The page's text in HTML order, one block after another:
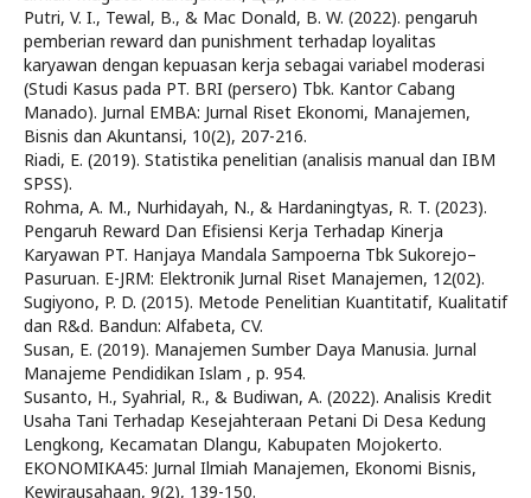
Putri, V. I., Tewal, B., & Mac Donald, B. W. (2022). pengaruh
pemberian reward dan punishment terhadap loyalitas
karyawan dengan kepuasan kerja sebagai variabel moderasi
(Studi Kasus pada PT. BRI (persero) Tbk. Kantor Cabang
Manado). Jurnal EMBA: Jurnal Riset Ekonomi, Manajemen,
Bisnis dan Akuntansi, 10(2), 207-216.
Riadi, E. (2019). Statistika penelitian (analisis manual dan IBM
SPSS).
Rohma, A. M., Nurhidayah, N., & Hardaningtyas, R. T. (2023).
Pengaruh Reward Dan Efisiensi Kerja Terhadap Kinerja
Karyawan PT. Hanjaya Mandala Sampoerna Tbk Sukorejo–
Pasuruan. E-JRM: Elektronik Jurnal Riset Manajemen, 12(02).
Sugiyono, P. D. (2015). Metode Penelitian Kuantitatif, Kualitatif
dan R&d. Bandun: Alfabeta, CV.
Susan, E. (2019). Manajemen Sumber Daya Manusia. Jurnal
Manajeme Pendidikan Islam , p. 954.
Susanto, H., Syahrial, R., & Budiwan, A. (2022). Analisis Kredit
Usaha Tani Terhadap Kesejahteraan Petani Di Desa Kedung
Lengkong, Kecamatan Dlangu, Kabupaten Mojokerto.
EKONOMIKA45: Jurnal Ilmiah Manajemen, Ekonomi Bisnis,
Kewirausahaan, 9(2), 139-150.